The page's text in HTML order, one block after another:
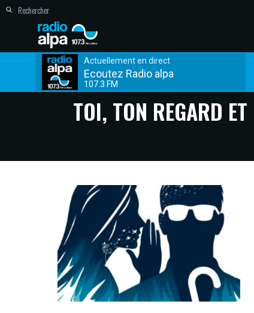
Actuellement en direct
Ecoutez Radio alpa
107.3 FM
TOI, TON REGARD